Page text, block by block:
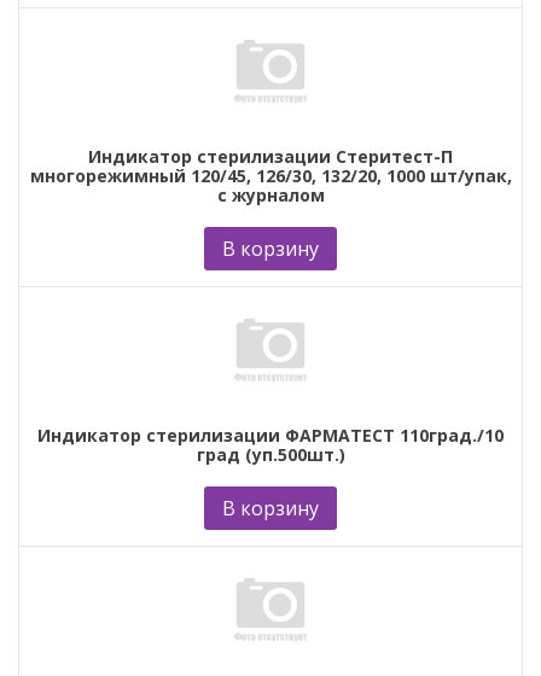
Индикатор стерилизации Стеритест-П
многорежимный 120/45, 126/30, 132/20, 1000 шт/упак,
с журналом
В корзину
Индикатор стерилизации ФАРМАТЕСТ 110град./10
град (уп.500шт.)
В корзину